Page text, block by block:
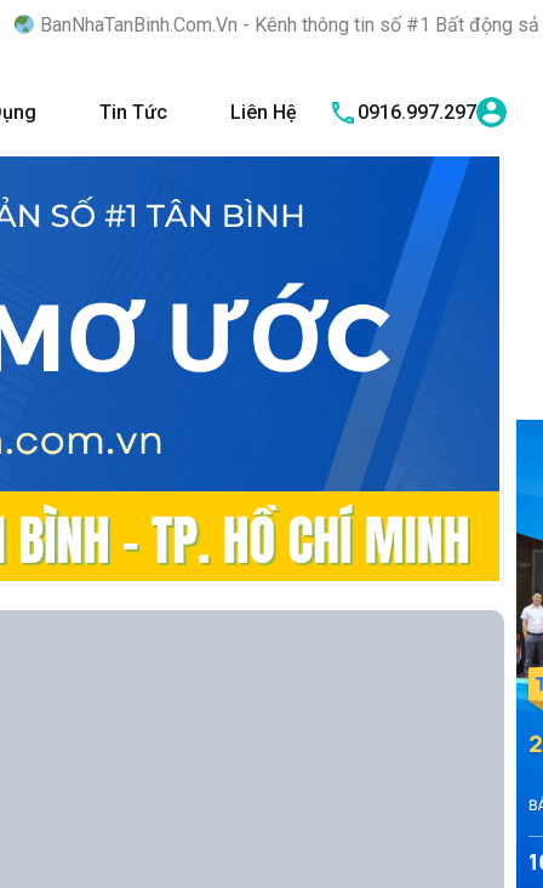
- Kênh thông tin số #1 Bất động sản quận Tân
Tin Tức Liên Hệ 0916.997.297